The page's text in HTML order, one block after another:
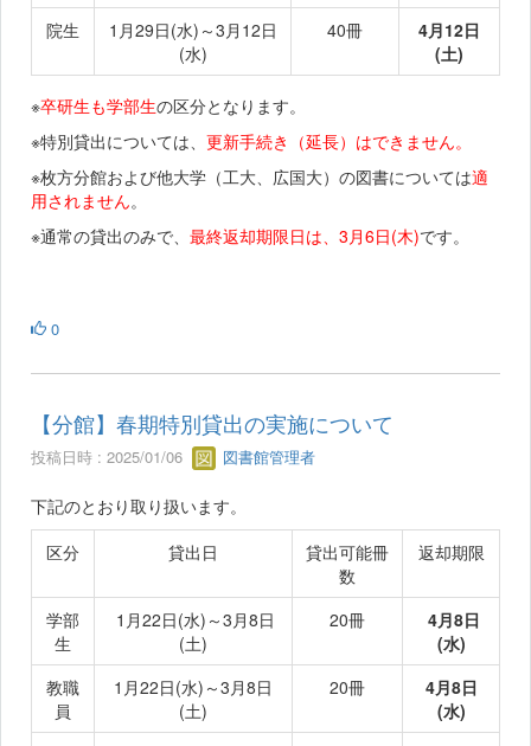
院生
1月29日(水)～3月12日
(水)
40冊
4月12日
(土)
※卒研生も学部生の区分となります。
※特別貸出については、 更新手続き（延長）はできません。
※枚方分館および他大学（工大、広国大）の図書については適
用されません。
※通常の貸出のみで、 最終返却期限日は、3月6日(木)です。
0
【分館】春期特別貸出の実施について
投稿日時 : 2025/01/06 図書館管理者
下記のとおり取り扱います。
区分
貸出日
貸出可能冊
数
返却期限
学部
生
1月22日(水)～3月8日
(土)
20冊
4月8日
(水)
教職
員
1月22日(水)～3月8日
(土)
20冊
4月8日
(水)